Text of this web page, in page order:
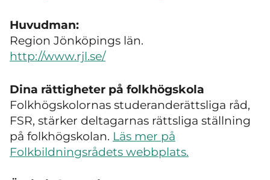
Huvudman:
Region Jönköpings län.
http://www.rjl.se/
Dina rättigheter på folkhögskola
Folkhögskolornas studeranderättsliga råd,
FSR, stärker deltagarnas rättsliga ställning
på folkhögskolan. Läs mer på
Folkbildningsrådets webbplats.